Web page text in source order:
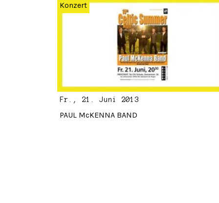
Konzert
Fr., 21. Juni 2013
PAUL McKENNA BAND